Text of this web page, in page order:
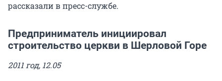
рассказали в пресс-службе.
Предприниматель инициировал
строительство церкви в Шерловой Горе
2011 год, 12.05